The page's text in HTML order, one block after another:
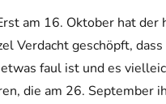
am 16. Oktober hat der
Verdacht geschöpft, dass
faul ist und es
die am 26. September